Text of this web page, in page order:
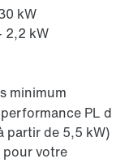
kW
2,2 kW
minimum
PL d
partir de 5,5 kW)
votre